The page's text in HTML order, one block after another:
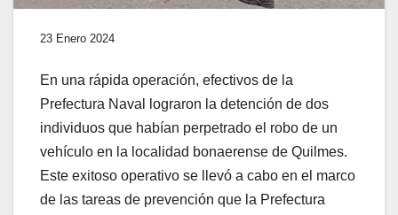
23 Enero 2024
En una rápida operación, efectivos de la
Prefectura Naval lograron la detención de dos
individuos que habían perpetrado el robo de un
vehículo en la localidad bonaerense de Quilmes.
Este exitoso operativo se llevó a cabo en el marco
de las tareas de prevención que la Prefectura